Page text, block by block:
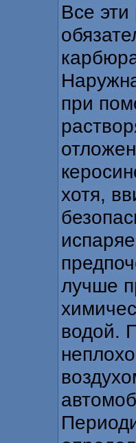
Все
при
хотя,
лучше
водой.